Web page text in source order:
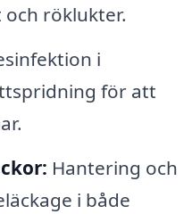
röklukter.
i
för att
Hantering och
i både